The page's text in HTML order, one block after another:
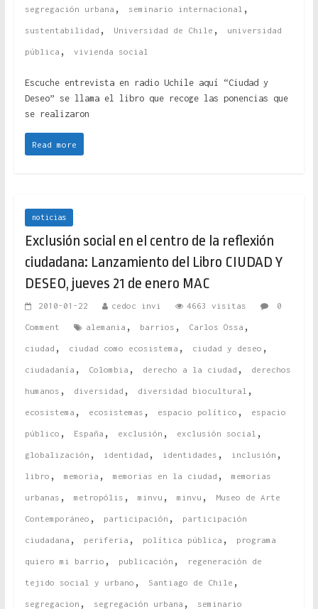
segregación urbana , seminario internacional ,
sustentabilidad , Universidad de Chile , universidad
pública , vivienda social
Escuche entrevista en radio Uchile aquí “Ciudad y
Deseo” se llama el libro que recoge las ponencias que
se realizaron
Read more
noticias
Exclusión social en el centro de la reflexión
ciudadana: Lanzamiento del Libro CIUDAD Y
DESEO, jueves 21 de enero MAC
2010-01-22 cedoc invi 4663 visitas 0
Comment alemania , barrios , Carlos Ossa ,
ciudad , ciudad como ecosistema , ciudad y deseo ,
ciudadanía , Colombia , derecho a la ciudad , derechos
humanos , diversidad , diversidad biocultural ,
ecosistema , ecosistemas , espacio político , espacio
público , España , exclusión , exclusión social ,
globalización , identidad , identidades , inclusión ,
libro , memoria , memorias en la ciudad , memorias
urbanas , metropólis , minvu , minvu , Museo de Arte
Contemporáneo , participación , participación
ciudadana , periferia , política pública , programa
quiero mi barrio , publicación , regeneración de
tejido social y urbano , Santiago de Chile ,
segregacion , segregación urbana , seminario